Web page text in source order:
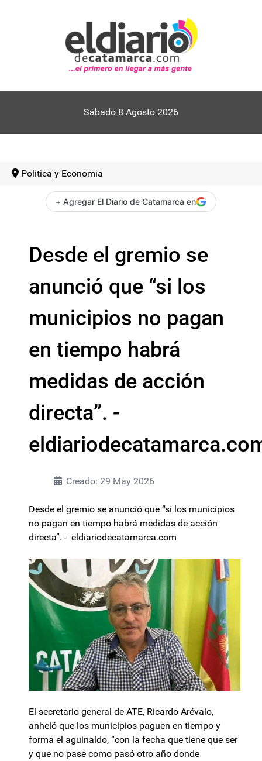
Sábado 8 Agosto 2026
Politica y Economia
+ Agregar El Diario de Catamarca en
Desde el gremio se
anunció que “si los
municipios no pagan
en tiempo habrá
medidas de acción
directa”. -
Creado: 29 May 2026
Desde el gremio se anunció que “si los municipios
no pagan en tiempo habrá medidas de acción
directa”. - eldiariodecatamarca.com
El secretario general de ATE, Ricardo Arévalo,
anheló que los municipios paguen en tiempo y
forma el aguinaldo, “con la fecha que tiene que ser
y que no pase como pasó otro año donde